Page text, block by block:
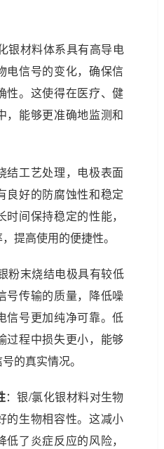
银材料体系具有高导电
电信号的变化，确保信
性。这使得在医疗、健
，能够更准确地监测和
结工艺处理，电极表面
良好的防腐蚀性和稳定
间保持稳定的性能，
提高使用的便捷性。
粉末烧结电极具有较低
号传输的质量，降低噪
信号更加纯净可靠。低
过程中损失更小，能够
的真实情况。
：银/氯化银材料对生物
的生物相容性。这减小
了炎症反应的风险，